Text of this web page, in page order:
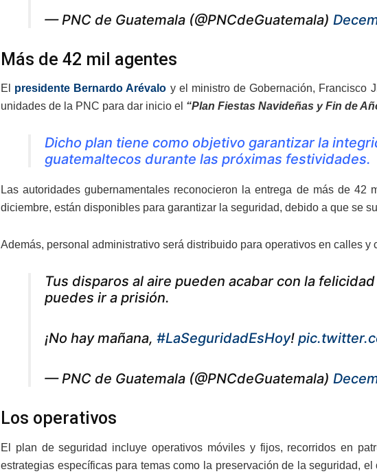
— PNC de Guatemala (@PNCdeGuatemala)
Más de 42 mil agentes
El presidente Bernardo Arévalo y el ministro de Gobernación, Francisco
unidades de la PNC para dar inicio el “Plan Fiestas Navideñas y Fin de
Dicho plan tiene como objetivo garantizar la
guatemaltecos durante las próximas festividades.
Las autoridades gubernamentales reconocieron la entrega de más de
diciembre, están disponibles para garantizar la seguridad, debido a que se
Además, personal administrativo será distribuido para operativos en calles y
Tus disparos al aire pueden acabar con la
puedes ir a prisión.
¡No hay mañana, #LaSeguridadEsHoy!
— PNC de Guatemala (@PNCdeGuatemala)
Los operativos
El plan de seguridad incluye operativos móviles y fijos, recorridos en
estrategias específicas para temas como la preservación de la seguridad,